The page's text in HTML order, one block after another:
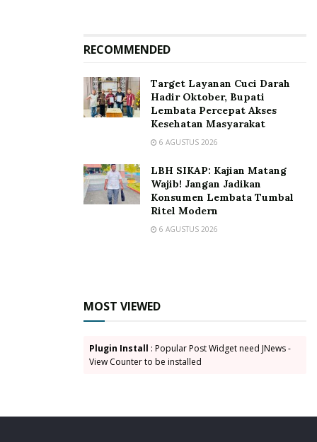
hal-hal kecil dengan cinta yang besar jika anda tidak
Lembata
Pelantikan DPRD Lembata Periode 2024 - 2029
RECOMMENDED
Target Layanan Cuci Darah
Hadir Oktober, Bupati
Lembata Percepat Akses
Kesehatan Masyarakat
6 AGUSTUS 2026
LBH SIKAP: Kajian Matang
Wajib! Jangan Jadikan
Konsumen Lembata Tumbal
Ritel Modern
6 AGUSTUS 2026
MOST VIEWED
Plugin Install : Popular Post Widget need JNews -
View Counter to be installed